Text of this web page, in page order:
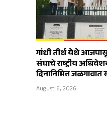
गांधी तीर्थ येथे
संघाचे राष्ट्रीय
दिनानिमित्त जळगावात
August 6, 2026